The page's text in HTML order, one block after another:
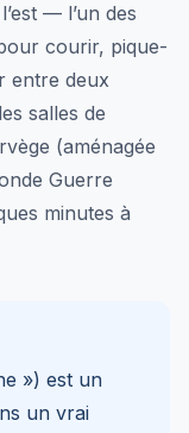
— l’un des
courir, pique-
entre deux
salles de
(aménagée
Guerre
minutes à
») est un
un vrai